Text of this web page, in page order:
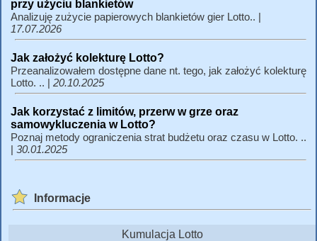
przy użyciu blankietów
Analizuję zużycie papierowych blankietów gier Lotto.. |
17.07.2026
Jak założyć kolekturę Lotto?
Przeanalizowałem dostępne dane nt. tego, jak założyć kolekturę
Lotto. .. | 20.10.2025
Jak korzystać z limitów, przerw w grze oraz
samowykluczenia w Lotto?
Poznaj metody ograniczenia strat budżetu oraz czasu w Lotto. ..
| 30.01.2025
Informacje
Kumulacja Lotto